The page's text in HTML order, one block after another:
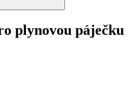
plynovou páječku